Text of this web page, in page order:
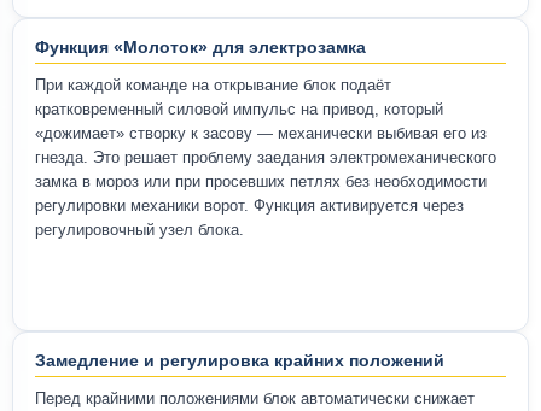
Функция «Молоток» для электрозамка
При каждой команде на открывание блок подаёт
кратковременный силовой импульс на привод, который
«дожимает» створку к засову — механически выбивая его из
гнезда. Это решает проблему заедания электромеханического
замка в мороз или при просевших петлях без необходимости
регулировки механики ворот. Функция активируется через
регулировочный узел блока.
Замедление и регулировка крайних положений
Перед крайними положениями блок автоматически снижает